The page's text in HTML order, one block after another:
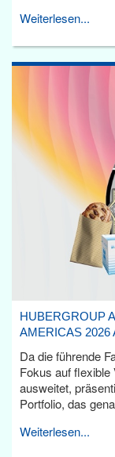
Weiterlesen...
HUBERGROUP
AMERICAS 2026
Da die führende
Fokus auf flexible
ausweitet,
Portfolio, das
Weiterlesen...